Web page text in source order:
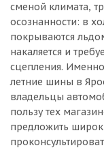
сменой климата,
осознанности: в
покрываются
накаляется и
сцепления.
летние шины в
владельцы
пользу тех
предложить